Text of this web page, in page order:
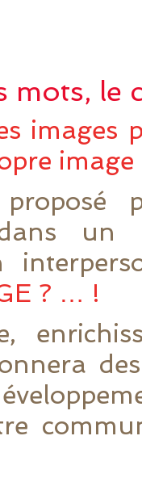
mots, le
images
image
dans un
? … !